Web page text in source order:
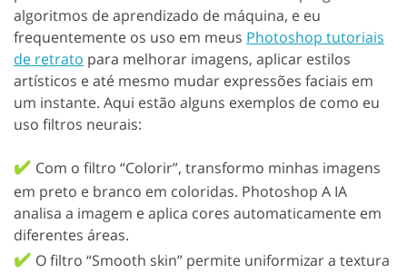
algoritmos de aprendizado de máquina, e eu
frequentemente os uso em meus Photoshop tutoriais
de retrato para melhorar imagens, aplicar estilos
artísticos e até mesmo mudar expressões faciais em
um instante. Aqui estão alguns exemplos de como eu
uso filtros neurais:
✔️ Com o filtro “Colorir”, transformo minhas imagens
em preto e branco em coloridas. Photoshop A IA
analisa a imagem e aplica cores automaticamente em
diferentes áreas.
✔️ O filtro “Smooth skin” permite uniformizar a textura